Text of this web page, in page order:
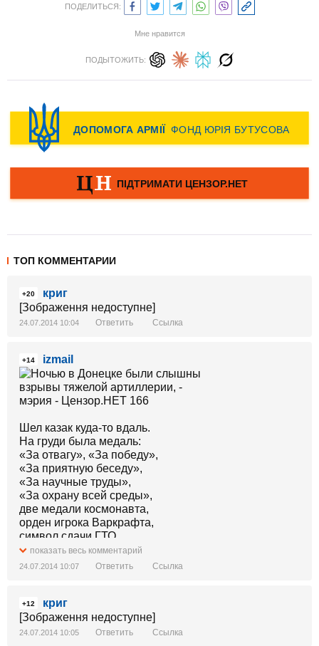
ПОДЕЛИТЬСЯ:
Мне нравится
ПОДЫТОЖИТЬ:
ТОП КОММЕНТАРИИ
+20
криг
[Зображення недоступне]
24.07.2014 10:04 Ответить Ссылка
+14 izmail
Шел казак куда-то вдаль.
На груди была медаль:
«За отвагу», «За победу»,
«За приятную беседу»,
«За научные труды»,
«За охрану всей среды»,
две медали космонавта,
орден игрока Варкрафта,
символ сдачи ГТО,
«Прохождение ТО»,
Клуб беременных «Журавлик»,
«Общество больных грибком»,
Капитан игры «Зарница»,
«Гомельская психбольница»,
показать весь комментарий
24.07.2014 10:07 Ответить Ссылка
+12
криг
[Зображення недоступне]
24.07.2014 10:05 Ответить Ссылка